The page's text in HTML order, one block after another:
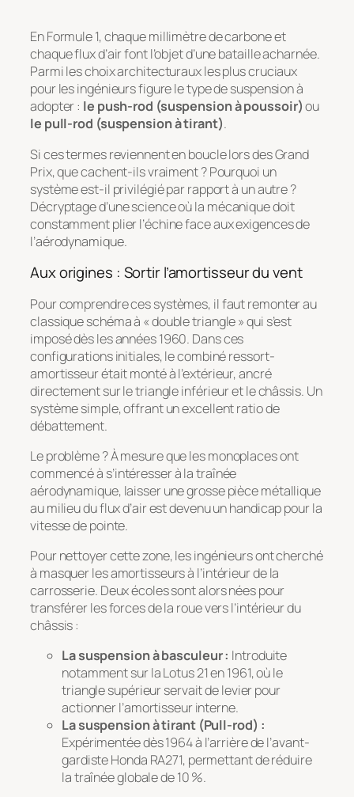
En Formule 1, chaque millimètre de carbone et
chaque flux d’air font l’objet d’une bataille acharnée.
Parmi les choix architecturaux les plus cruciaux
pour les ingénieurs figure le type de suspension à
adopter : le push-rod (suspension à poussoir)ou
le pull-rod (suspension à tirant).
Si ces termes reviennent en boucle lors des Grand
Prix, que cachent-ils vraiment ? Pourquoi un
système est-il privilégié par rapport à un autre ?
Décryptage d’une science où la mécanique doit
constamment plier l’échine face aux exigences de
l’aérodynamique.
Aux origines : Sortir l’amortisseur du vent
Pour comprendre ces systèmes, il faut remonter au
classique schéma à « double triangle » qui s’est
imposé dès les années 1960. Dans ces
configurations initiales, le combiné ressort-
amortisseur était monté à l’extérieur, ancré
directement sur le triangle inférieur et le châssis. Un
système simple, offrant un excellent ratio de
débattement.
Le problème ? À mesure que les monoplaces ont
commencé à s’intéresser à la traînée
aérodynamique, laisser une grosse pièce métallique
au milieu du flux d’air est devenu un handicap pour la
vitesse de pointe.
Pour nettoyer cette zone, les ingénieurs ont cherché
à masquer les amortisseurs à l’intérieur de la
carrosserie. Deux écoles sont alors nées pour
transférer les forces de la roue vers l’intérieur du
châssis :
La suspension à basculeur : Introduite
notamment sur la Lotus 21 en 1961, où le
triangle supérieur servait de levier pour
actionner l’amortisseur interne.
La suspension à tirant (Pull-rod) :
Expérimentée dès 1964 à l’arrière de l’avant-
gardiste Honda RA271, permettant de réduire
la traînée globale de 10 %.